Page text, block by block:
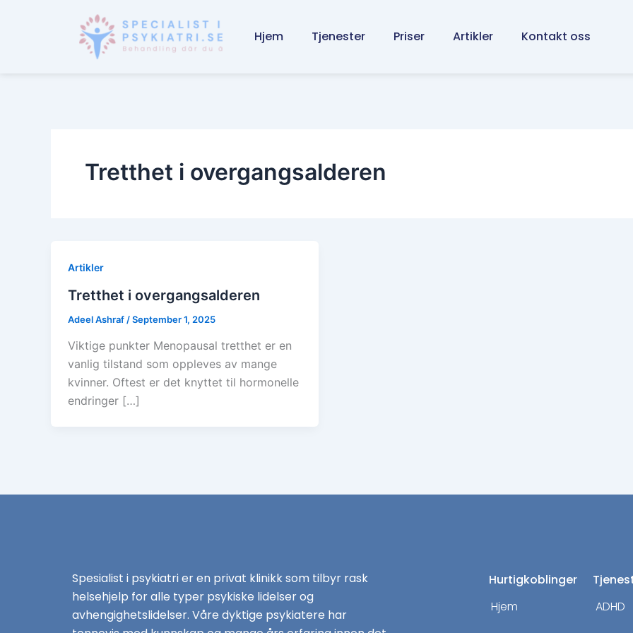
Hjem Tjenester Priser Artikler Kontakt oss
Tretthet i overgangsalderen
Artikler
Tretthet i overgangsalderen
Adeel Ashraf /September 1, 2025
Viktige punkter Menopausal tretthet er en
vanlig tilstand som oppleves av mange
kvinner. Oftest er det knyttet til hormonelle
endringer […]
Spesialist i psykiatri er en privat klinikk som tilbyr rask
helsehjelp for alle typer psykiske lidelser og
avhengighetslidelser. Våre dyktige psykiatere har
Hurtigkoblinger
Hjem
ADHD